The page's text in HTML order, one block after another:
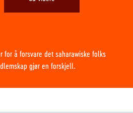
for å forsvare det saharawiske folks
gjør en forskjell.